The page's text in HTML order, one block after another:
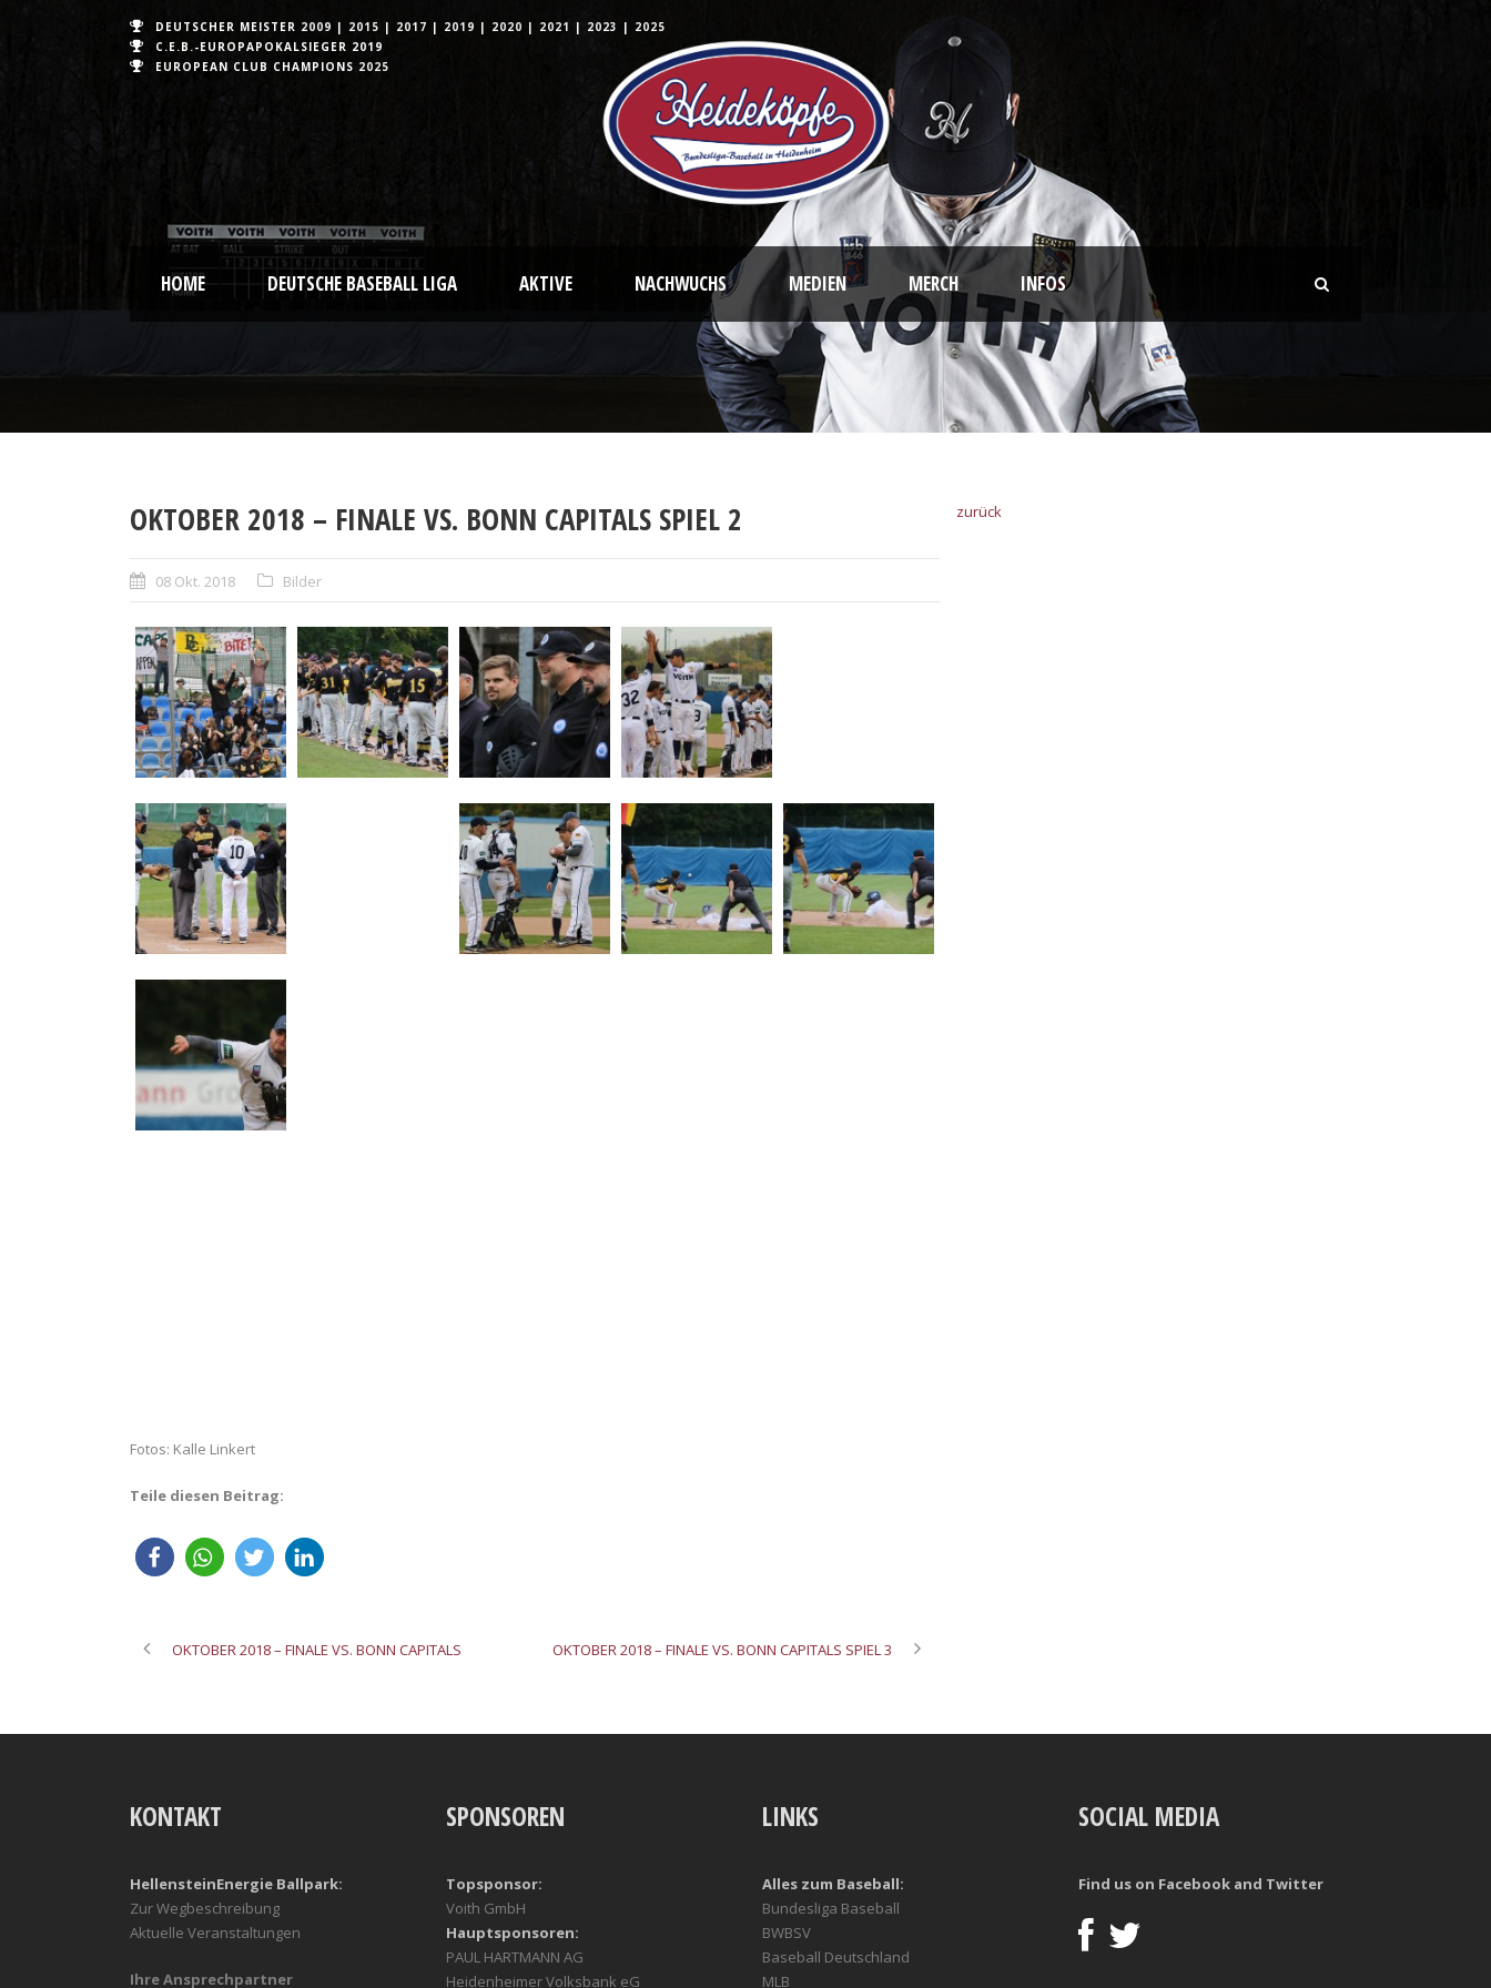
DEUTSCHER MEISTER 2009 | 2015 | 2017 | 2019 | 2020 | 2021 | 2023 | 2025
C.E.B.-EUROPAPOKALSIEGER 2019
EUROPEAN CLUB CHAMPIONS 2025
HOME DEUTSCHE BASEBALL LIGA AKTIVE NACHWUCHS MEDIEN MERCH INFOS
OKTOBER 2018 – FINALE VS. BONN CAPITALS SPIEL 2
08 Okt. 2018 Bilder
Fotos: Kalle Linkert
Teile diesen Beitrag:
OKTOBER 2018 – FINALE VS. BONN CAPITALS OKTOBER 2018 – FINALE VS. BONN CAPITALS SPIEL 3
zurück
KONTAKT
HellensteinEnergie Ballpark:
Zur Wegbeschreibung
Aktuelle Veranstaltungen
Ihre Ansprechpartner
SPONSOREN
Topsponsor:
Voith GmbH
Hauptsponsoren:
PAUL HARTMANN AG
Heidenheimer Volksbank eG
LINKS
Alles zum Baseball:
Bundesliga Baseball
BWBSV
Baseball Deutschland
MLB
SOCIAL MEDIA
Find us on Facebook and Twitter